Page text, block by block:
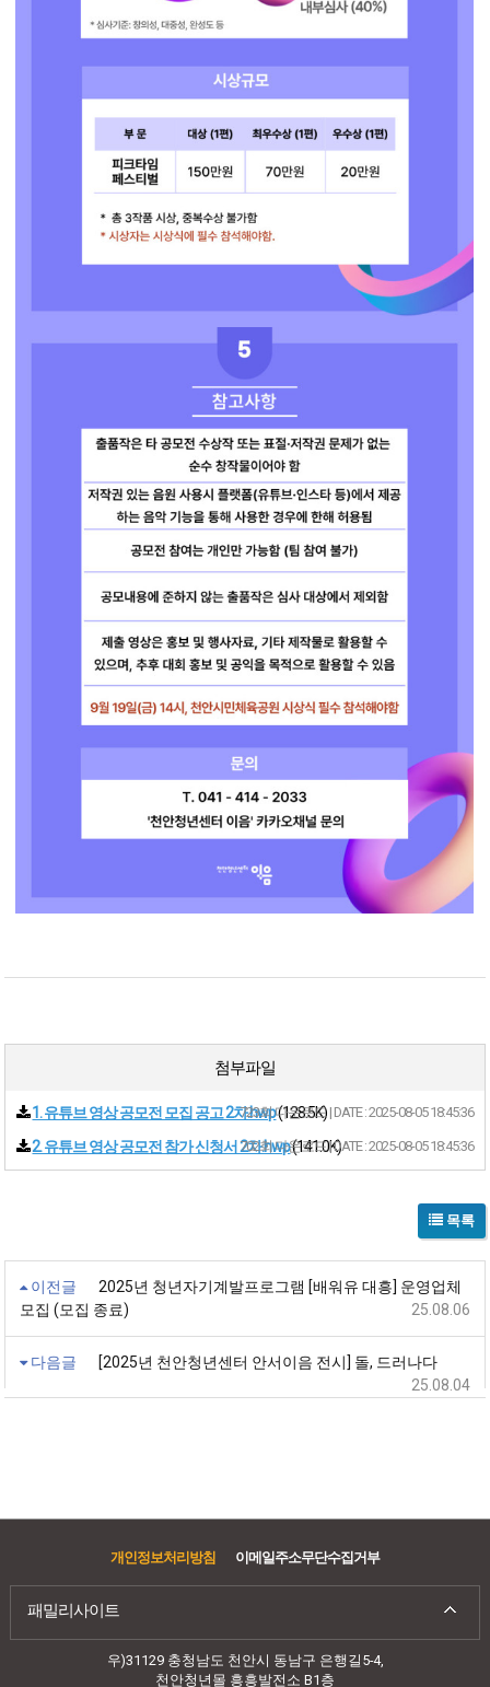
첨부파일
1. 유튜브 영상 공모전 모집 공고 2차.hwp(128.5K)
723회 다운로드 | DATE : 2025-08-05 18:45:36
2. 유튜브 영상 공모전 참가 신청서 2차.hwp(141.0K)
702회 다운로드 | DATE : 2025-08-05 18:45:36
목록
이전글
2025년 청년자기계발프로그램 [배워유 대흥] 운영업체
모집 (모집 종료)
25.08.06
다음글
[2025년 천안청년센터 안서이음 전시] 돌, 드러나다
25.08.04
개인정보처리방침 이메일주소무단수집거부
패밀리사이트
우)31129 충청남도 천안시 동남구 은행길5-4,
천안청년몰 흥흥발전소 B1층